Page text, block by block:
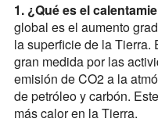
1. ¿Qué es el
global es el aumento
la superficie de la Tierra.
gran medida por las
emisión de CO2 a la
de petróleo y carbón.
más calor en la Tierra.